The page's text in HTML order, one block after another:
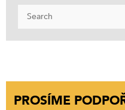
PROSÍME